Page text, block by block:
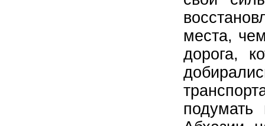
места,
дорога,